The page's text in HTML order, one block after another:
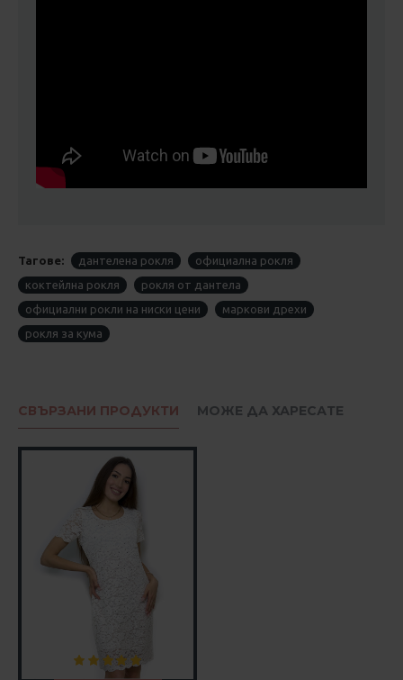
Тагове: дантелена рокля
официална рокля
коктейлна рокля
рокля от дантела
официални рокли на ниски цени
маркови дрехи
рокля за кума
СВЪРЗАНИ ПРОДУКТИ МОЖЕ ДА ХАРЕСАТЕ